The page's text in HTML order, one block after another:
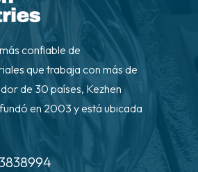
confiable de
que trabaja con más de
de 30 países, Kezhen
en 2003 y está ubicada